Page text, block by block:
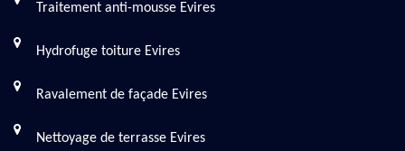
Traitement anti-mousse Evires
Hydrofuge toiture Evires
Ravalement de façade Evires
Nettoyage de terrasse Evires